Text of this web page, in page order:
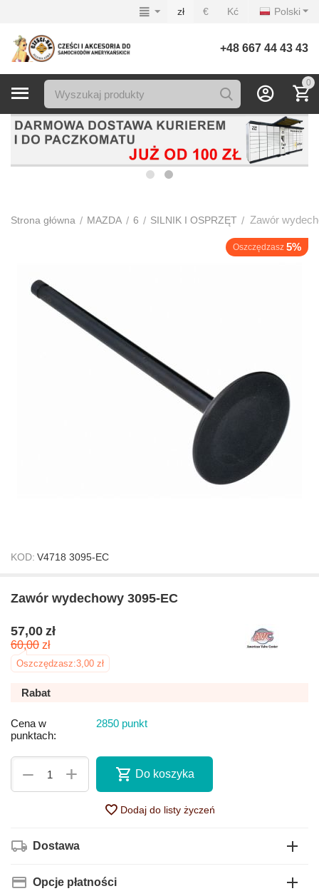
Polski
zł € Kć
+48 667 44 43 43
0
Strona główna / MAZDA / 6 / SILNIK I OSPRZĘT / Zawór
Oszczędzasz 5%
KOD: V4718 3095-EC
Zawór wydechowy 3095-EC
57,00 zł
60,00 zł
Oszczędzasz:3,00 zł
Rabat
Cena w
punktach:
2850 punkt
+
− Do koszyka
Dodaj do listy życzeń
Dostawa
Opcje płatności